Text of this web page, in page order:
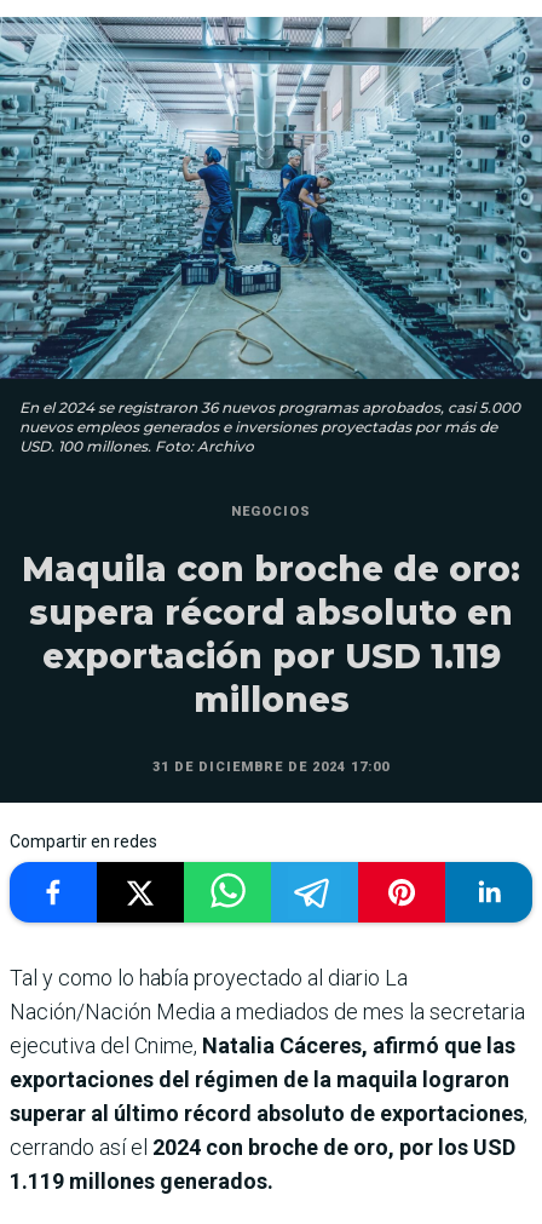
En el 2024 se registraron 36 nuevos programas aprobados, casi 5.000
nuevos empleos generados e inversiones proyectadas por más de
USD. 100 millones. Foto: Archivo
NEGOCIOS
Maquila con broche de oro:
supera récord absoluto en
exportación por USD 1.119
millones
31 DE DICIEMBRE DE 2024 17:00
Compartir en redes
Tal y como lo había proyectado al diario La
Nación/Nación Media a mediados de mes la secretaria
ejecutiva del Cnime, Natalia Cáceres, afirmó que las
exportaciones del régimen de la maquila lograron
superar al último récord absoluto de exportaciones,
cerrando así el 2024 con broche de oro, por los USD
1.119 millones generados.